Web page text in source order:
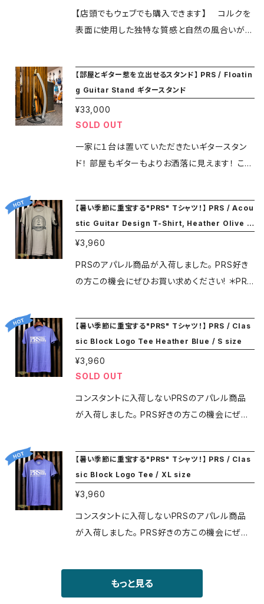
プピン部：革製 長さ：約91～157cm U.S.A.製 P
RSを持ってるなら、ストラップもやっぱりPRSで
★
【店頭でもウェブでも購入できます】 コルクを
表面に使用した独特な質感と自然の風合いが魅
実証しています。採用された素材は全て耐久性
をテストされた物を使用。 裏地のマイクロファ
イバーは吸水性に優れており、滑りにくいので、
演奏時の快適性を高めています。 また、5mm
厚のラテックスをパッドに使用。クッション性を高
め、肩への負荷を軽減させます。 RAS調整シス
いています。 スペイン製。 ＜RightOn!STRAPS
について＞ スペインでファッションブランドを手
がけるGilcar社のブランドとして、2012年に生ま
れた”RightOn!STRAPS。 Gilcar社はDiesel、Z
araをはじめとする国際的なブランドの革製品を
ている商品のため、通販の場合値札シールが付
いた状態で発送する場合があります。 ★★ご注
文の際には必ずメニューにある ”SHOPPING G
UIDE" ページをご覧ください★★
【部屋とギター惹を立出せるスタンド】 PRS / Floatin
g Guitar Stand ギタースタンド
¥33,000
SOLD OUT
一家に１台は置いていただきたいギタースタン
ド！ 部屋もギターもよりお洒落に見えます！ こん
も良いですよ！ 重量のある土台ですので余程の
地震でないと倒れません。 ギターは吊るされて
いて、揺れても柱に当たりにくくなっています。 ＊
フルアコやアコギも掛けられます。(サイズをご確
認下さい) ＊総重量が約9.5㎏となりますので、
でいないことを確認して発送しています。 ★★ご
注文の際には必ずメニューにある ”SHOPPING
GUIDE" ページをご覧ください★★
【暑い季節に重宝する"PRS" Tシャツ！】 PRS / Acou
stic Guitar Design T-Shirt, Heather Olive /
M size
¥3,960
PRSのアパレル商品が入荷しました。 PRS好き
の方この機会にぜひお買い求めください! ＊PRS
0㎝、胴幅46㎝ / おおよその実測値となります)
Made in U.S.A. 2 oz, 100% Airlume Comb
ed and Ring-Spun Cotton Unisex Sizing ・
ロッドによって寸法や質感や色目に違いが生じ
る場合があります。 ・品切れとなった場合の次回
入荷時期は未定となり、そのまま廃番となること
の発送となり、到着日時の指定は出来ません。
ご注文日から3営業日を目安に発送手続きを行
います。
【暑い季節に重宝する"PRS" Tシャツ！】 PRS / Clas
sic Block Logo Tee Heather Blue / S size
¥3,960
SOLD OUT
コンスタントに入荷しないPRSのアパレル商品
が入荷しました。 PRS好きの方この機会にぜひ
r Blue Size: S (肩幅44㎝、着丈70㎝、胴幅44
㎝ / おおよその実測値となります) Made in U.
S.A. ・ロッドによって寸法や質感や色目に違いが
生じる場合があります。 ・品切れとなった場合の
次回入荷時期は未定となり、そのまま廃番とな
パックでの発送となり、到着日時の指定は出来
ません。 ご注文日から3営業日を目安に発送手
【暑い季節に重宝する"PRS" Tシャツ！】 PRS / Clas
sic Block Logo Tee / XL size
¥3,960
コンスタントに入荷しないPRSのアパレル商品
が入荷しました。 PRS好きの方この機会にぜひ
r Blue Size: XL (肩幅52㎝、着丈79㎝、胴幅5
9㎝ / おおよその実測値となります) Made in
もっと見る